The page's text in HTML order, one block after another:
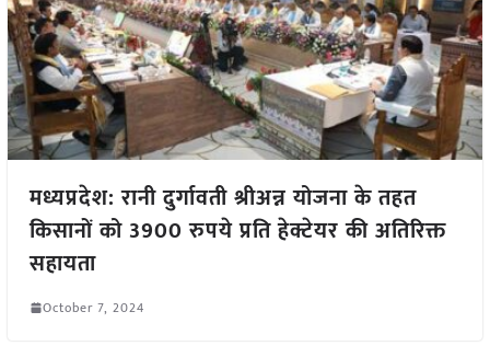
मध्यप्रदेश: रानी दुर्गावती श्रीअन्न योजना के तहत
किसानों को 3900 रुपये प्रति हेक्टेयर की अतिरिक्त
सहायता
October 7, 2024